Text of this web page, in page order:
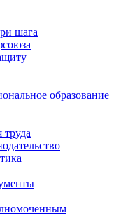
шага
образование